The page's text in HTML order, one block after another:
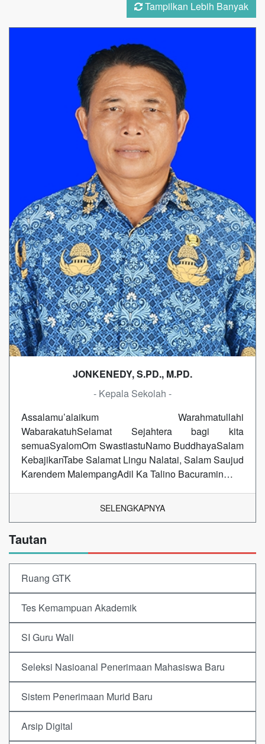
Tampilkan Lebih Banyak
JONKENEDY, S.PD., M.PD.
- Kepala Sekolah -
Assalamu’alaikum Warahmatullahi
WabarakatuhSelamat Sejahtera bagi kita
semuaSyalomOm SwastiastuNamo BuddhayaSalam
KebajikanTabe Salamat Lingu Nalatai, Salam Saujud
Karendem MalempangAdil Ka Talino Bacuramin…
SELENGKAPNYA
Tautan
Ruang GTK
Tes Kemampuan Akademik
SI Guru Wali
Seleksi Nasioanal Penerimaan Mahasiswa Baru
Sistem Penerimaan Murid Baru
Arsip Digital